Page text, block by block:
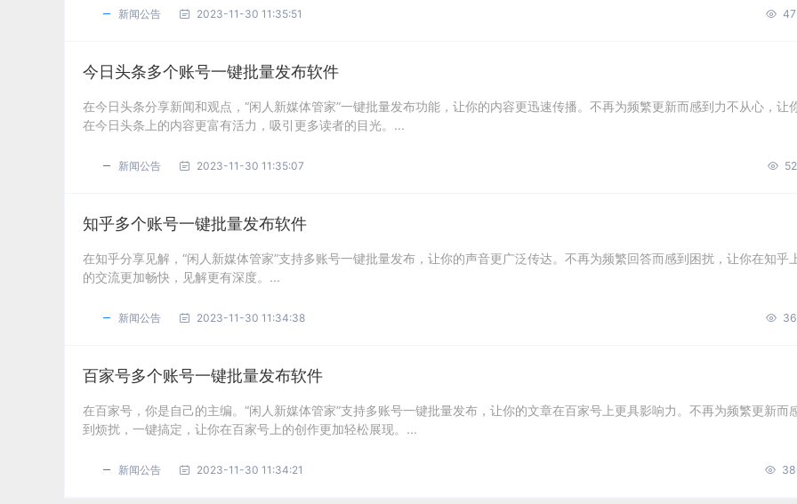
新闻公告 2023-11-30 11:35:51
今日头条多个账号一键批量发布软件
在今日头条分享新闻和观点，“闲人新媒体管家”一键批量发布功能，让你的内容更迅速传播。不再为频繁更新而感到力不从心，让
在今日头条上的内容更富有活力，吸引更多读者的目光。...
新闻公告 2023-11-30 11:35:07
知乎多个账号一键批量发布软件
在知乎分享见解，“闲人新媒体管家”支持多账号一键批量发布，让你的声音更广泛传达。不再为频繁回答而感到困扰，让你在知乎
的交流更加畅快，见解更有深度。...
新闻公告 2023-11-30 11:34:38
百家号多个账号一键批量发布软件
在百家号，你是自己的主编。“闲人新媒体管家”支持多账号一键批量发布，让你的文章在百家号上更具影响力。不再为频繁更新而
到烦扰，一键搞定，让你在百家号上的创作更加轻松展现。...
新闻公告 2023-11-30 11:34:21